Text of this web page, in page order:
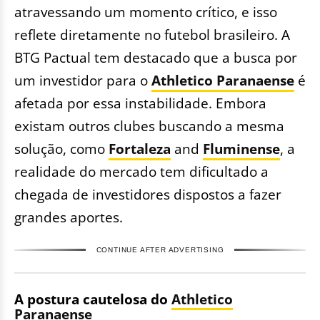
atravessando um momento crítico, e isso
reflete diretamente no futebol brasileiro. A
BTG Pactual tem destacado que a busca por
um investidor para oAthletico Paranaense é
afetada por essa instabilidade. Embora
existam outros clubes buscando a mesma
solução, como Fortaleza and Fluminense, a
realidade do mercado tem dificultado a
chegada de investidores dispostos a fazer
grandes aportes.
CONTINUE AFTER ADVERTISING
A postura cautelosa do Athletico
Paranaense